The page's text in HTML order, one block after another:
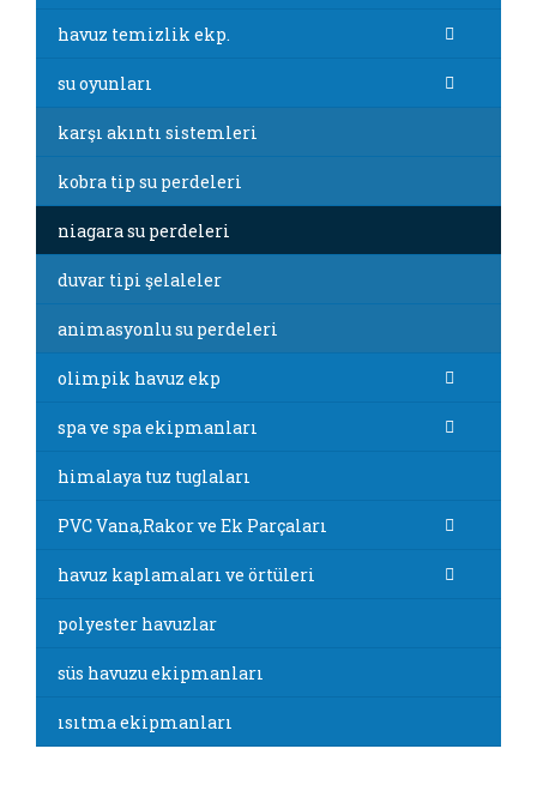
havuz temizlik ekp.
su oyunları
karşı akıntı sistemleri
kobra tip su perdeleri
niagara su perdeleri
duvar tipi şelaleler
animasyonlu su perdeleri
olimpik havuz ekp
spa ve spa ekipmanları
himalaya tuz tuglaları
PVC Vana,Rakor ve Ek Parçaları
havuz kaplamaları ve örtüleri
polyester havuzlar
süs havuzu ekipmanları
ısıtma ekipmanları